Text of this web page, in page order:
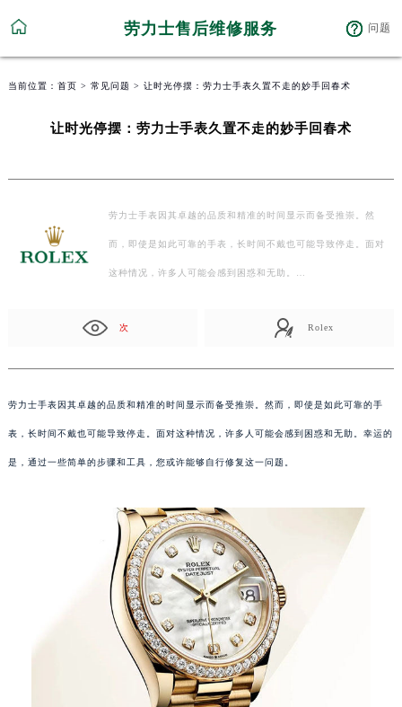
劳力士售后维修服务 问题
当前位置： 首页 > 常见问题 > 让时光停摆：劳力士手表久置不走的妙手回春术
让时光停摆：劳力士手表久置不走的妙手回春术
劳力士手表因其卓越的品质和精准的时间显示而备受推崇。然
而，即使是如此可靠的手表，长时间不戴也可能导致停走。面对
这种情况，许多人可能会感到困惑和无助。…
次 Rolex
劳力士手表因其卓越的品质和精准的时间显示而备受推崇。然而，即使是如此可靠的手
表，长时间不戴也可能导致停走。面对这种情况，许多人可能会感到困惑和无助。幸运的
是，通过一些简单的步骤和工具，您或许能够自行修复这一问题。